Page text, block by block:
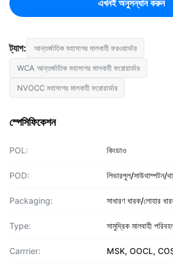
এখনই অনুসন্ধান করুন
ট্যাগ: আন্তর্জাতিক মহাসাগর মালবাহী ফরওয়ার্ডার
WCA আন্তর্জাতিক মহাসাগর মালবাহী ফরোয়ার্ডার
NVOCC মহাসাগর মালবাহী ফরোয়ার্ডার
স্পেসিফিকেশন
POL: কিংডাও
POD: লিভারপুল/সাউথাম্পটন/
Packaging: সাধারণ ধারক/লোহার
Type: সামুদ্রিক মালবাহী
Carrrier: MSK, OOCL,